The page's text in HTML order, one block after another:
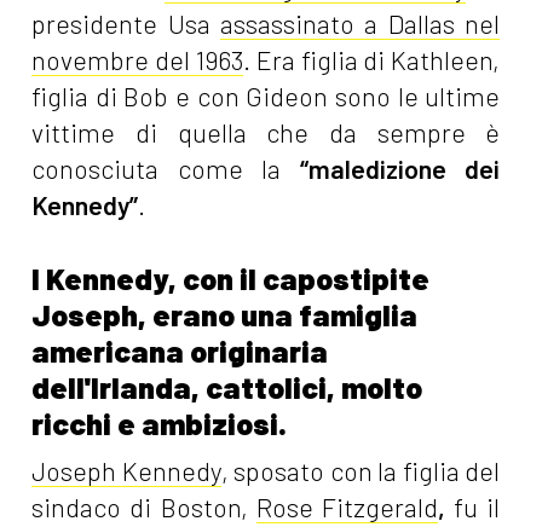
presidente Usaassassinato a Dallas nel
novembre del 1963. Era figlia di Kathleen,
figlia di Bob e con Gideon sono le ultime
vittime di quella che da sempre è
conosciuta come la “maledizione dei
Kennedy”.
I Kennedy, con il capostipite
Joseph, erano una famiglia
americana originaria
dell'Irlanda, cattolici, molto
ricchi e ambiziosi.
Joseph Kennedy, sposato con la figlia del
sindaco di Boston, Rose Fitzgerald, fu il